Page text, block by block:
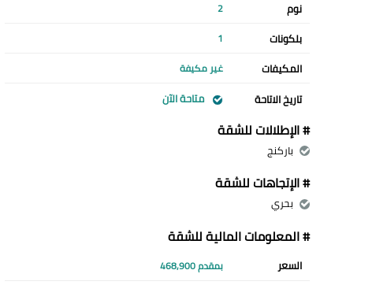
نوم 2
بلكونات 1
المكيفات
غير مكيفة
تاريخ الاتاحة متاحة الآن
# الإطلالات للشقة
باركنج
# الإتجاهات للشقة
بحري
# المعلومات المالية للشقة
السعر بمقدم 468,900